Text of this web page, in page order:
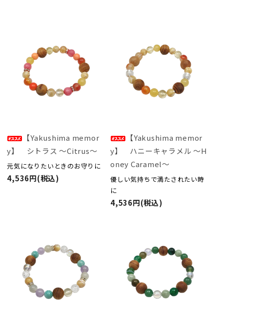
【Yakushima memor
y】 シトラス ～Citrus～
元気になりたいときのお守りに
4,536円(税込)
【Yakushima memor
y】 ハニーキャラメル ～H
oney Caramel～
優しい気持ちで満たされたい時
に
4,536円(税込)